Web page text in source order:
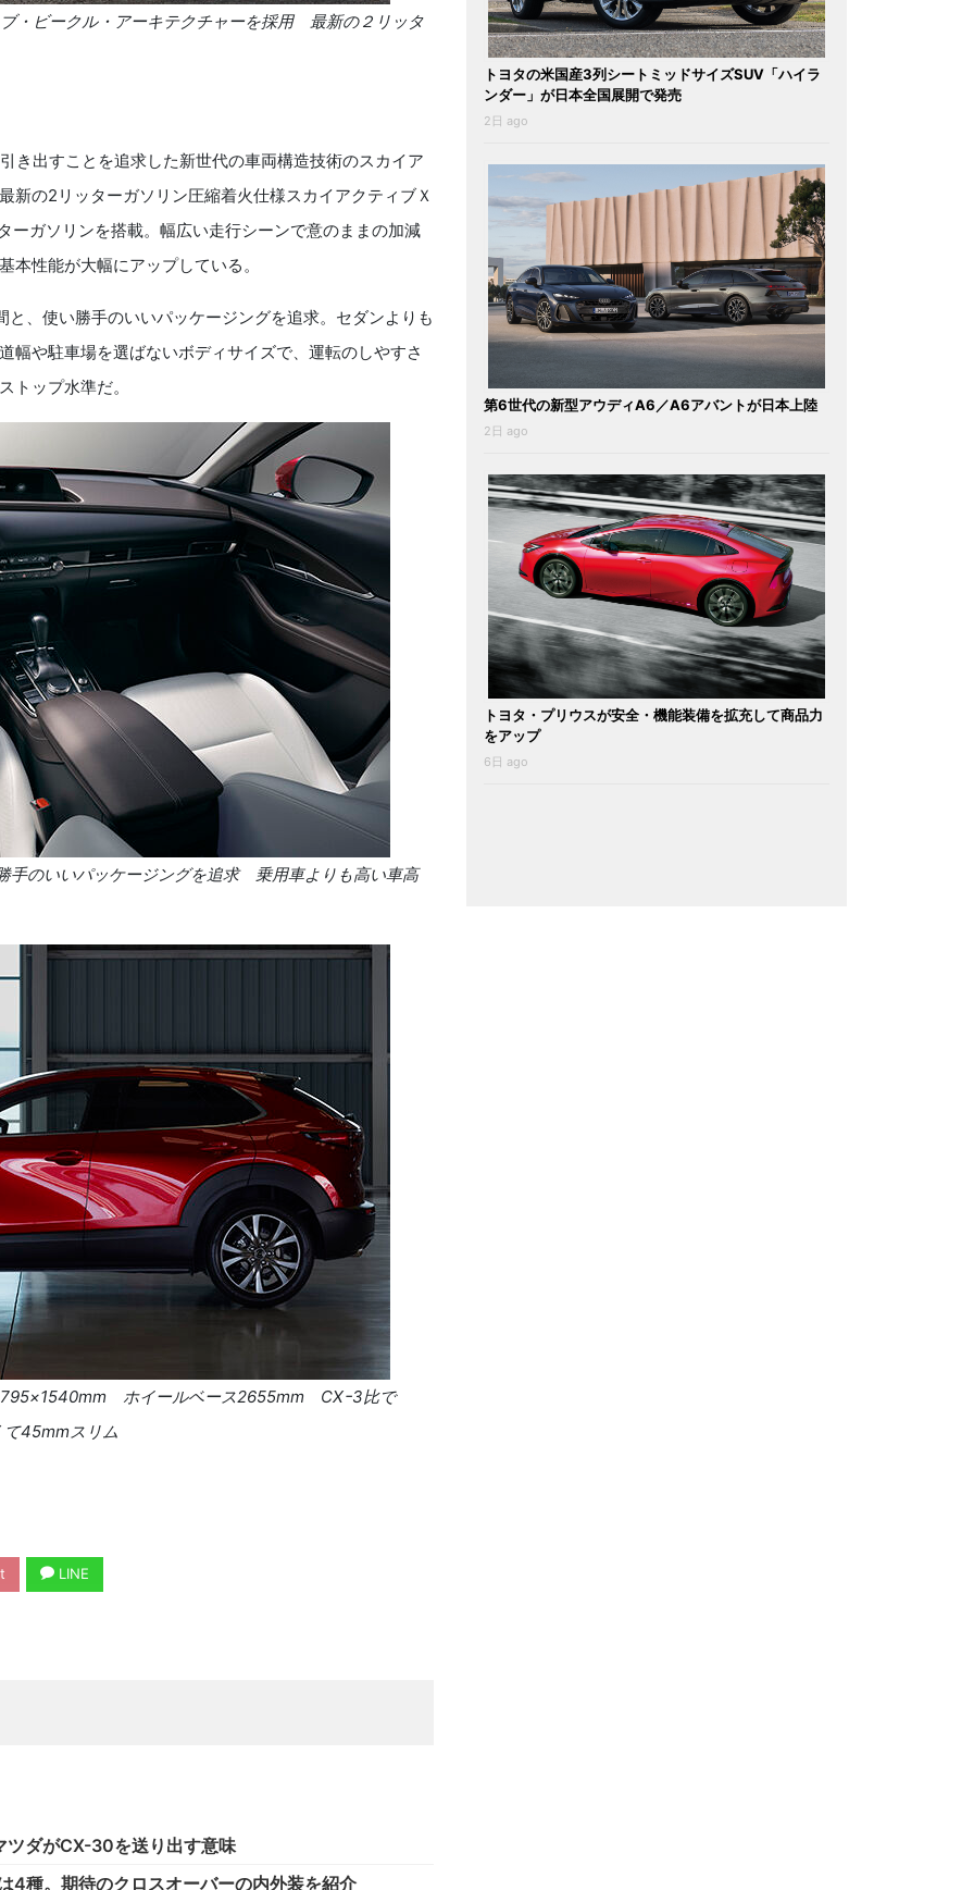
・ビークル・アーキテクチャーを採用 最新の２リッタ
き出すことを追求した新世代の車両構造技術のスカイア
新の2 リッターガソリン圧縮着火仕様スカイアクティブＸ
ーガソリンを搭載。幅広い走行シーンで意のままの加減
性能が大幅にアップしている。
、使い勝手のいいパッケージングを追求。セダンよりも
幅や駐車場を選ばないボディサイズで、運転のしやすさ
トップ水準だ。
手のいいパッケージングを追求 乗用車よりも高い車高
×1540mm ホイールベース2655mm CXｰ3比で
て45mmスリム
LINE
ツダがCX-30を送り出す意味
種。期待のクロスオーバーの内外装を紹介
トヨタの米国産3列シートミッドサイズSUV「ハイラ
ンダー」が日本全国展開で発売
2日 ago
第6世代の新型アウディA6／A6アバントが日本上陸
2日 ago
トヨタ・プリウスが安全・機能装備を拡充して商品力
をアップ
6日 ago